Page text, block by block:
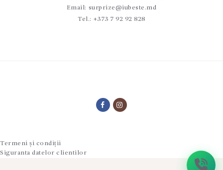
Email: surprize@iubeste.md
Tel.: +373 7 92 92 828
Termeni și condiții
Siguranta datelor clientilor